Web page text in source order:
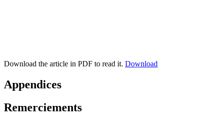
Download the article in PDF to read it. Download
Appendices
Remerciements